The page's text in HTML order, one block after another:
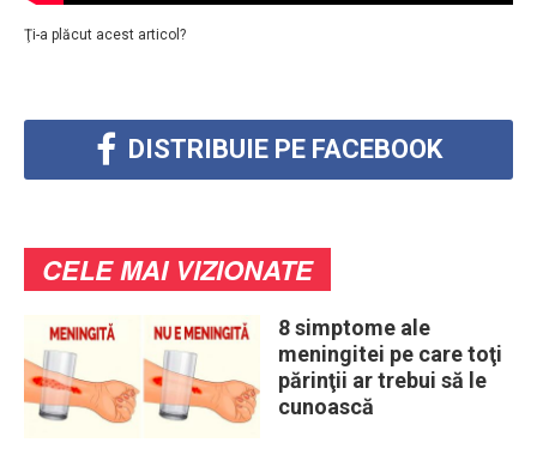
Ţi-a plăcut acest articol?
DISTRIBUIE PE FACEBOOK
CELE MAI VIZIONATE
8 simptome ale
meningitei pe care toţi
părinţii ar trebui să le
cunoască